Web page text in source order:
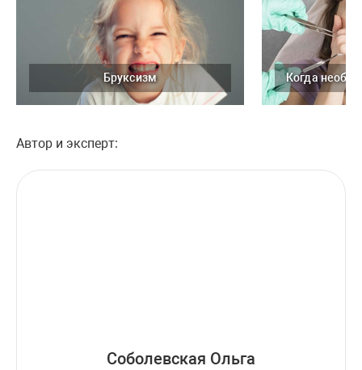
Бруксизм
Автор и эксперт:
Соболевская Ольга